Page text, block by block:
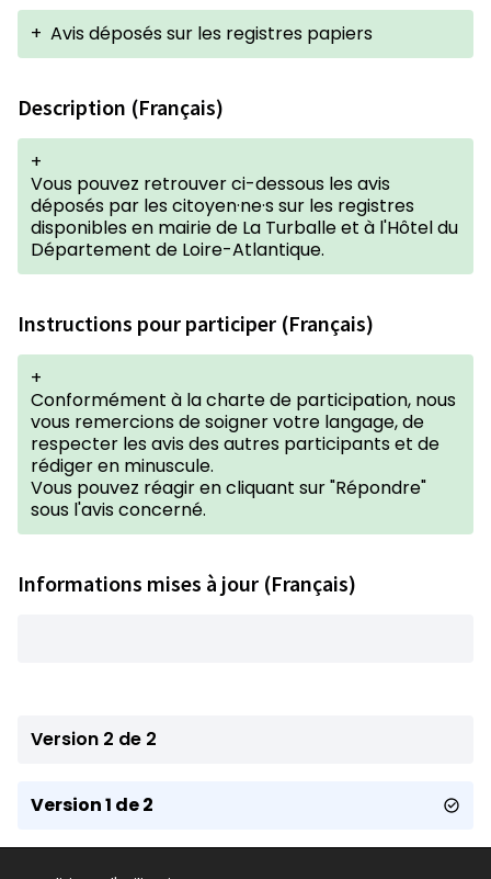
+ Avis déposés sur les registres papiers
Description (Français)
+
Vous pouvez retrouver ci-dessous les avis
déposés par les citoyen·ne·s sur les registres
disponibles en mairie de La Turballe et à l'Hôtel du
Département de Loire-Atlantique.
Instructions pour participer (Français)
+
Conformément à lacharte de participation, nous
vous remercions de soigner votre langage, de
respecter les avis des autres participants et de
rédiger en minuscule.
Vous pouvez réagir en cliquant sur "Répondre"
sous l'avis concerné.
Informations mises à jour (Français)
Version 2 de 2
Version 1 de 2